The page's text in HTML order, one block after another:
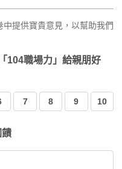
提供寶貴意見，以幫助我們
104職場力」給親朋好
7 8 9 10
饋